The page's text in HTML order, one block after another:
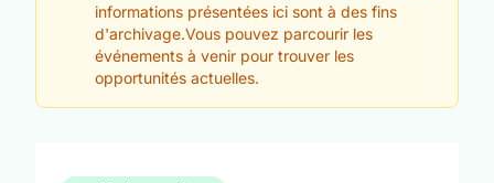
informations présentées ici sont à des fins
d'archivage.Vous pouvez parcourir les
événements à venir pour trouver les
opportunités actuelles.